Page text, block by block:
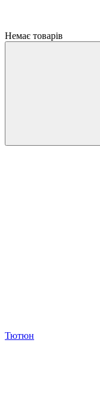
Немає товарів
Тютюн